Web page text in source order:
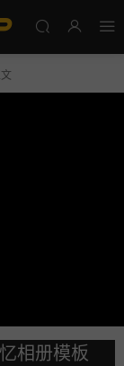
相册模板